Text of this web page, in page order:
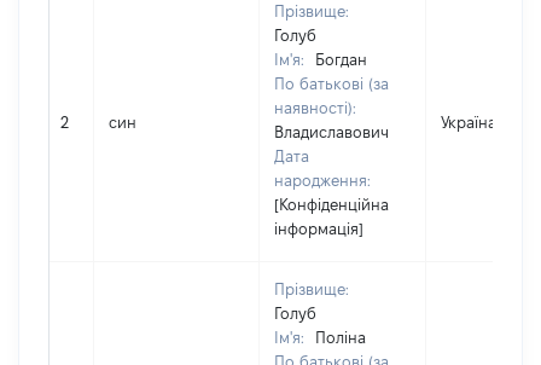
2 син
Прізвище:
Голуб
Ім'я:
Богдан
По батькові (за
наявності):
Владиславович
Дата
народження:
[Конфіденційна
інформація]
Україна
Прізвище:
Голуб
Ім'я:
Поліна
По батькові (за